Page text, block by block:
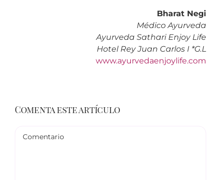
Bharat Negi
Médico Ayurveda
Ayurveda Sathari Enjoy Life
Hotel Rey Juan Carlos I *G.L
www.ayurvedaenjoylife.com
Comenta este artículo